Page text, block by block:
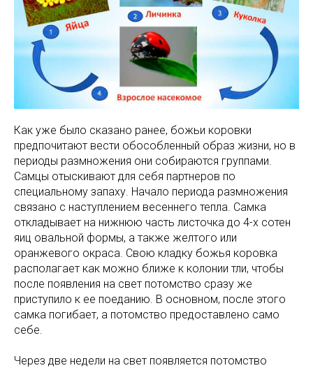
Как уже было сказано ранее, божьи коровки
предпочитают вести обособленный образ жизни, но в
периоды размножения они собираются группами.
Самцы отыскивают для себя партнеров по
специальному запаху. Начало периода размножения
связано с наступлением весеннего тепла. Самка
откладывает на нижнюю часть листочка до 4-х сотен
яиц овальной формы, а также желтого или
оранжевого окраса. Свою кладку божья коровка
располагает как можно ближе к колонии тли, чтобы
после появления на свет потомство сразу же
приступило к ее поеданию. В основном, после этого
самка погибает, а потомство предоставлено само
себе.
Через две недели на свет появляется потомство